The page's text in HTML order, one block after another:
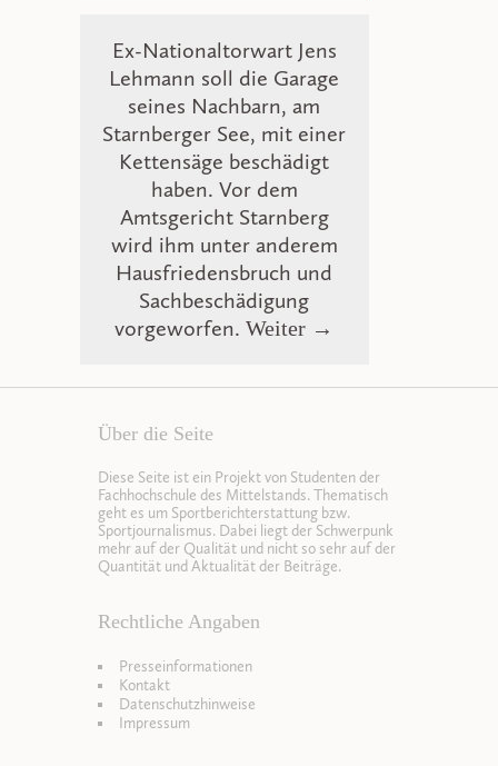
Ex-Nationaltorwart Jens
Lehmann soll die Garage
seines Nachbarn, am
Starnberger See, mit einer
Kettensäge beschädigt
haben. Vor dem
Amtsgericht Starnberg
wird ihm unter anderem
Hausfriedensbruch und
Sachbeschädigung
vorgeworfen. Weiter →
Über die Seite
Diese Seite ist ein Projekt von Studenten der
Fachhochschule des Mittelstands. Thematisch
geht es um Sportberichterstattung bzw.
Sportjournalismus. Dabei liegt der Schwerpunk
mehr auf der Qualität und nicht so sehr auf der
Quantität und Aktualität der Beiträge.
Rechtliche Angaben
Presseinformationen
Kontakt
Datenschutzhinweise
Impressum